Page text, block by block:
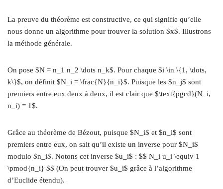
La preuve du théorème est constructive, ce qui signifie qu’elle
nous donne un algorithme pour trouver la solution $x$. Illustrons
la méthode générale.
On pose $N = n_1 n_2 \dots n_k$. Pour chaque $i \in \{1, \dots,
k\}$, on définit $N_i = \frac{N}{n_i}$. Puisque les $n_j$ sont
premiers entre eux deux à deux, il est clair que $\text{pgcd}(N_i,
n_i) = 1$.
Grâce au théorème de Bézout, puisque $N_i$ et $n_i$ sont
premiers entre eux, on sait qu’il existe un inverse pour $N_i$
modulo $n_i$. Notons cet inverse $u_i$ : $$ N_i u_i \equiv 1
\pmod{n_i} $$ (On peut trouver $u_i$ grâce à l’algorithme
d’Euclide étendu).